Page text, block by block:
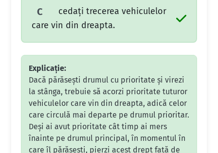
C
cedaţi trecerea vehiculelor
care vin din dreapta.
Explicație:
Dacă părăsești drumul cu prioritate și virezi
la stânga, trebuie să acorzi prioritate tuturor
vehiculelor care vin din dreapta, adică celor
care circulă mai departe pe drumul prioritar.
Deși ai avut prioritate cât timp ai mers
înainte pe drumul principal, în momentul în
care îl părăsești, pierzi acest drept față de